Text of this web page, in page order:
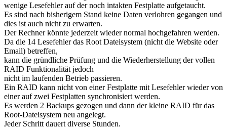
wenige Lesefehler auf der noch intakten Festplatte aufgetaucht.
Es sind nach bisherigem Stand keine Daten verlohren gegangen und
dies ist auch nicht zu erwarten.
Der Rechner könnte jederzeit wieder normal hochgefahren werden.
Da die 14 Lesefehler das Root Dateisystem (nicht die Website oder
Email) betreffen,
kann die gründliche Prüfung und die Wiederherstellung der vollen
RAID Funktionalität jedoch
nicht im laufenden Betrieb passieren.
Ein RAID kann nicht von einer Festplatte mit Lesefehler wieder von
einer auf zwei Festplatten synchronisiert werden.
Es werden 2 Backups gezogen und dann der kleine RAID für das
Root-Dateisystem neu angelegt.
Jeder Schritt dauert diverse Stunden.